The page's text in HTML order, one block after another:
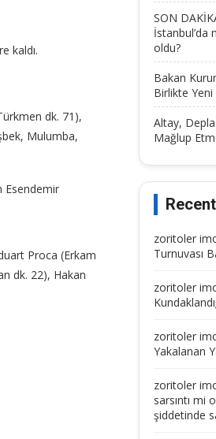
kaldı.
dk. 71),
Mulumba,
Esendemir
Proca (Erkam
dk. 22), Hakan
SON
İstanbul’da
oldu?
Bakan
Birlikte Yeni
Altay,
Mağlup
zoritoler
Turnuvası
zoritoler
zoritoler
Yakalanan
zoritoler
sarsıntı mi
şiddetinde